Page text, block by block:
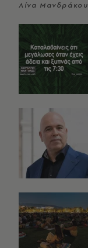
Λίνα Μανδράκου